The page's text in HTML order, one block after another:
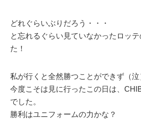
どれぐらいぶりだろう・・・
と忘れるぐらい見ていなかったロッ
た！
私が行くと全然勝つことができず（泣
今度こそは見に行ったこの日は、
でした。
勝利はユニフォームの力かな？